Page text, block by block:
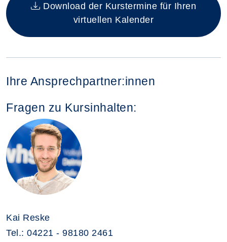
Download der Kurstermine für Ihren
virtuellen Kalender
Ihre Ansprechpartner:innen
Fragen zu Kursinhalten:
Kai Reske
Tel.: 04221 - 98180 2461